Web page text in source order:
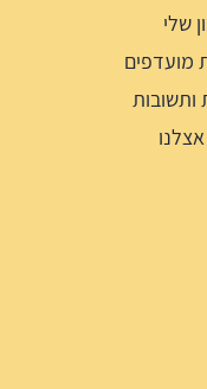
שלי
מועדפים
ותשובות